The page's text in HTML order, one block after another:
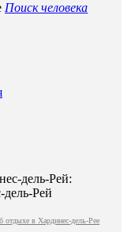
Поиск человека
дель-Рей:
дель-Рей
отдыхе в Хардинес-дель-Рее